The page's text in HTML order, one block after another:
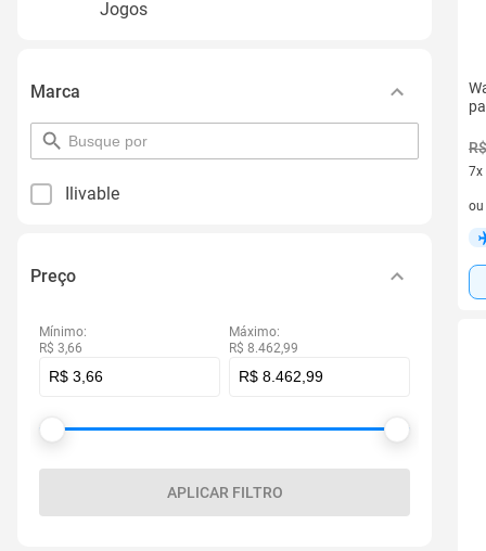
Jogos
Marca
pesquisar
por
Ilivable
Preço
Mínimo:
R$ 3,66
Máximo:
R$ 8.462,99
APLICAR FILTRO
7x
7
ou